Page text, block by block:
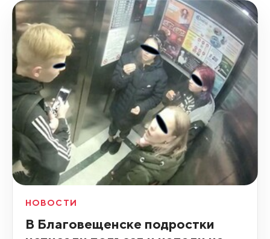
НОВОСТИ
В Благовещенске подростки